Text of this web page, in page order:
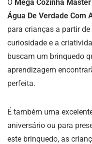
O Mega Cozinha
Água De Verdade Com
para crianças a partir
curiosidade e a
buscam um brinquedo
aprendizagem
perfeita.
É também uma
aniversário ou para
este brinquedo, as